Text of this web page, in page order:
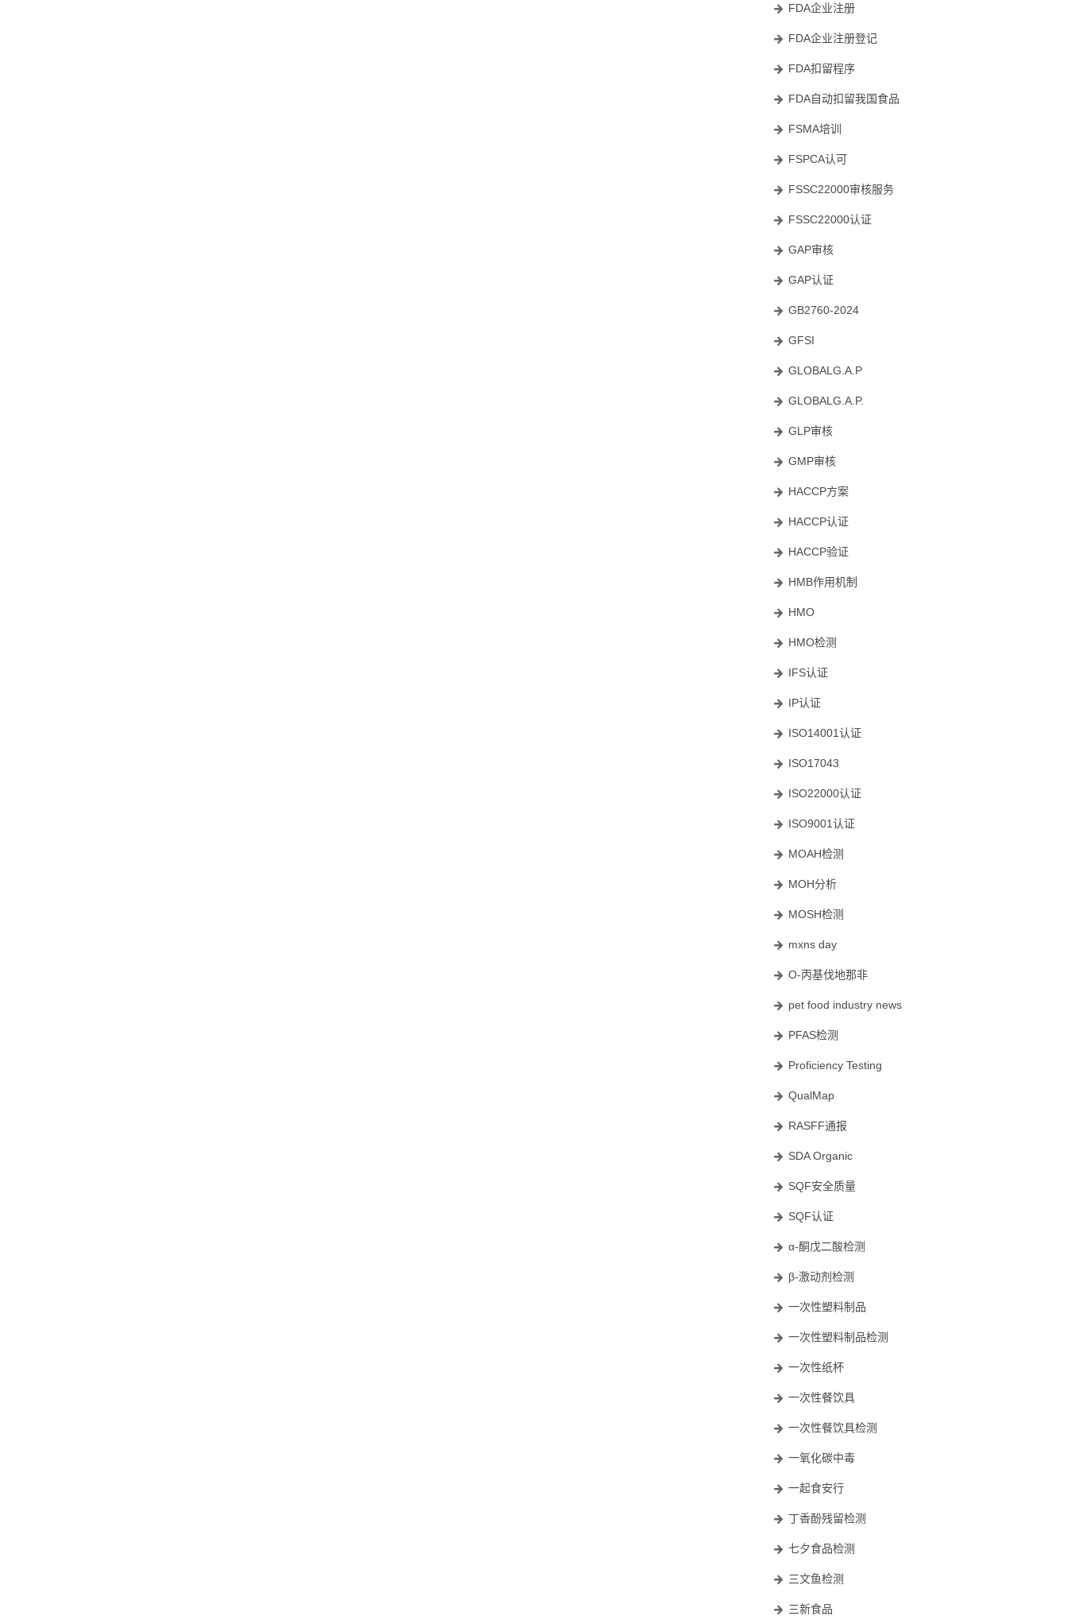
FDA企业注册
FDA企业注册登记
FDA扣留程序
FDA自动扣留我国食品
FSMA培训
FSPCA认可
FSSC22000审核服务
FSSC22000认证
GAP审核
GAP认证
GB2760-2024
GFSI
GLOBALG.A.P
GLOBALG.A.P.
GLP审核
GMP审核
HACCP方案
HACCP认证
HACCP验证
HMB作用机制
HMO
HMO检测
IFS认证
IP认证
ISO14001认证
ISO17043
ISO22000认证
ISO9001认证
MOAH检测
MOH分析
MOSH检测
mxns day
O-丙基伐地那非
pet food industry news
PFAS检测
Proficiency Testing
QualMap
RASFF通报
SDA Organic
SQF安全质量
SQF认证
α-酮戊二酸检测
β-激动剂检测
一次性塑料制品
一次性塑料制品检测
一次性纸杯
一次性餐饮具
一次性餐饮具检测
一氧化碳中毒
一起食安行
丁香酚残留检测
七夕食品检测
三文鱼检测
三新食品